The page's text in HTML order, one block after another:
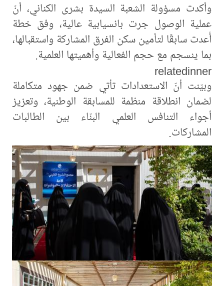
وأكدت مسؤولة الشعبة السيدة بشرى الكناني، أنّ
عملية الوصول جرت بانسيابية عالية، وفق خطة
أُعدت سابقًا لتأمين سكن الفرق المشاركة واستقبالها،
بما ينسجم مع حجم الفعالية وأهميتها العلمية.
relatedinner
وبيّنت أنّ الاستعدادات تأتي ضمن جهود متكاملة
لضمان انطلاقة منظمة للمسابقة الوطنية، وتعزيز
أجواء التنافس العلمي البنّاء بين الطالبات
المشاركات.